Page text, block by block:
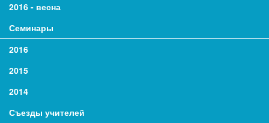
2016 - весна
Семинары
2016
2015
2014
Съезды учителей